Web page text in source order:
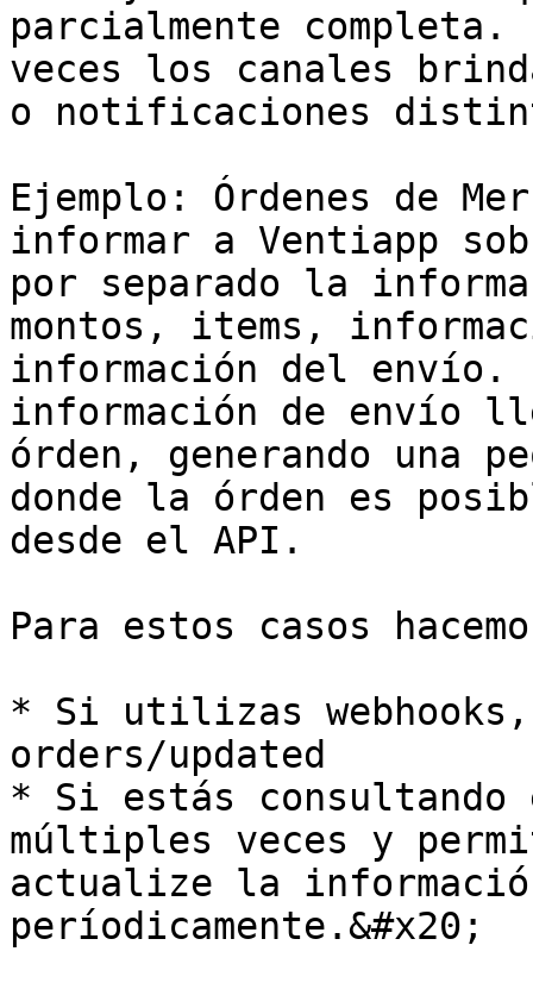
parcialmente completa.
veces los canales
o notificaciones
Ejemplo: Órdenes de
informar a Ventiapp
por separado la
montos, items,
información del envío.
información de envío
órden, generando una
donde la órden es
desde el API.
Para estos casos
* Si utilizas webhooks,
orders/updated
* Si estás
múltiples veces y
actualize la
períodicamente.&#x20;